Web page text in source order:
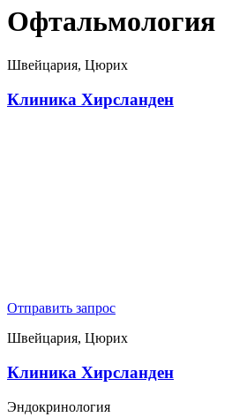
Офтальмология
Швейцария, Цюрих
Клиника Хирсланден
Отправить запрос
Швейцария, Цюрих
Клиника Хирсланден
Эндокринология